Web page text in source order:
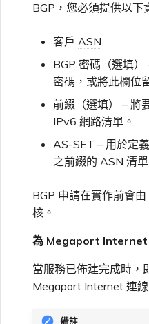
BGP，您必須提供以下
客戶 ASN
BGP 密碼（選填）
密碼，或將此欄位
前綴（選填） – 將
IPv6 網路清單。
AS-SET – 用於定
之前綴的 ASN 清單
BGP 申請在實作前會
核。
為 Megaport Internet
當服務已佈建完成時，
Megaport Internet 連線
備註